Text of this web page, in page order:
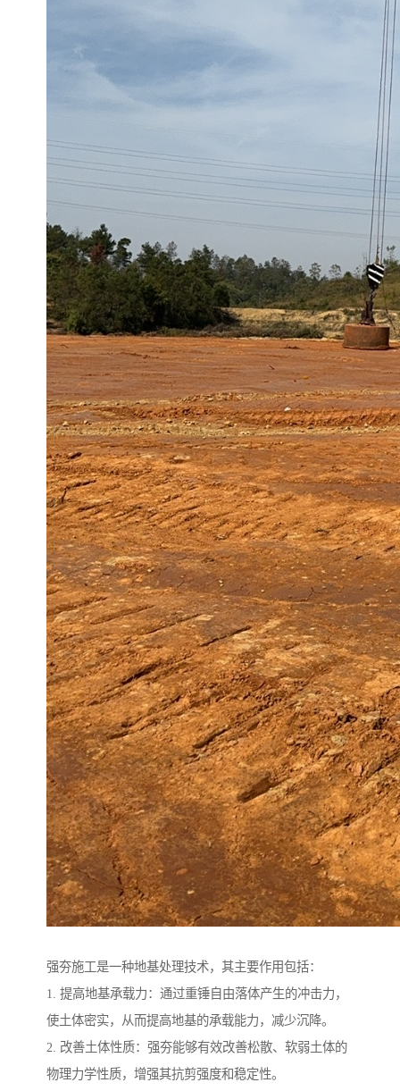
强夯施工是一种地基处理技术，其主要作用包括：
1. 提高地基承载力：通过重锤自由落体产生的冲击力，
使土体密实，从而提高地基的承载能力，减少沉降。
2. 改善土体性质：强夯能够有效改善松散、软弱土体的
物理力学性质，增强其抗剪强度和稳定性。